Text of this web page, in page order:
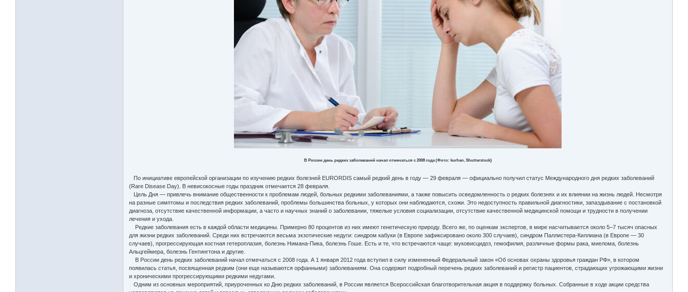
В России день редких заболеваний начал отмечаться с 2008 года (Фото: kurhan, Shutterstock)
По инициативе европейской организации по изучению редких болезней EURORDIS самый редкий день в году — 29 февраля — официально получил статус Международного дня редких заболеваний
(Rare Disease Day). В невисокосные годы праздник отмечается 28 февраля.
Цель Дня — привлечь внимание общественности к проблемам людей, больных редкими заболеваниями, а также повысить осведомленность о редких болезнях и их влиянии на жизнь людей. Несмотря
на разные симптомы и последствия редких заболеваний, проблемы большинства больных, у которых они наблюдаются, схожи. Это недоступность правильной диагностики, запаздывание с постановкой
диагноза, отсутствие качественной информации, а часто и научных знаний о заболевании, тяжелые условия социализации, отсутствие качественной медицинской помощи и трудности в получении
лечения и ухода.
Редкие заболевания есть в каждой области медицины. Примерно 80 процентов из них имеют генетическую природу. Всего же, по оценкам экспертов, в мире насчитывается около 5–7 тысяч опасных
для жизни редких заболеваний. Среди них встречаются весьма экзотические недуги: синдром кабуки (в Европе зафиксировано около 300 случаев), синдром Паллистера-Киллиана (в Европе — 30
случаев), прогрессирующая костная гетероплазия, болезнь Нимана-Пика, болезнь Гоше. Есть и те, что встречаются чаще: муковисцидоз, гемофилия, различные формы рака, миелома, болезнь
Альцгеймера, болезнь Гентингтона и другие.
В России день редких заболеваний начал отмечаться с 2008 года. А 1 января 2012 года вступил в силу измененный Федеральный закон «Об основах охраны здоровья граждан РФ», в котором
появилась статья, посвященная редким (они еще называются орфанными) заболеваниям. Она содержит подробный перечень редких заболеваний и регистр пациентов, страдающих угрожающими жизни
и хроническими прогрессирующими редкими недугами.
Одним из основных мероприятий, приуроченных ко Дню редких заболеваний, в России является Всероссийская благотворительная акция в поддержку больных. Собранные в ходе акции средства